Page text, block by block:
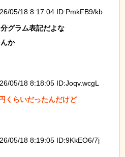
05/18 8:17:04 ID:PmkFB9/kb
グラム表記だよな
か
05/18 8:18:05 ID:Joqv.wcgL
くらいだったんだけど
05/18 8:19:05 ID:9KkEO6/7j